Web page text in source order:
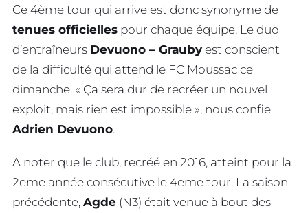
Ce 4ème tour qui arrive est donc synonyme de
tenues officielles pour chaque équipe. Le duo
d’entraîneurs Devuono – Grauby est conscient
de la difficulté qui attend le FC Moussac ce
dimanche. « Ça sera dur de recréer un nouvel
exploit, mais rien est impossible », nous confie
Adrien Devuono.
A noter que le club, recréé en 2016, atteint pour la
2eme année consécutive le 4eme tour. La saison
précédente, Agde (N3) était venue à bout des